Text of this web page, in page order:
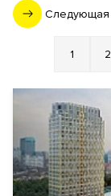
1 2
Следующая